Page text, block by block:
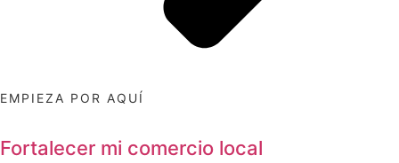
EMPIEZA POR AQUÍ
Fortalecer mi comercio local